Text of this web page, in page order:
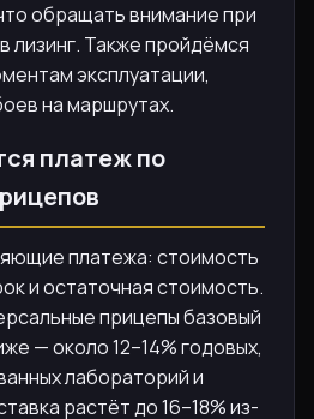
обращать внимание при
лизинг. Также пройдёмся
эксплуатации,
на маршрутах.
платеж по
платежа: стоимость
и остаточная стоимость.
прицепы базовый
— около 12–14% годовых,
лабораторий и
растёт до 16–18% из-